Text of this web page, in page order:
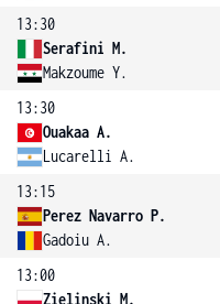
13:30
Serafini M.
Makzoume Y.
13:30
Ouakaa A.
Lucarelli A.
13:15
Perez Navarro P.
Gadoiu A.
13:00
Zielinski M.